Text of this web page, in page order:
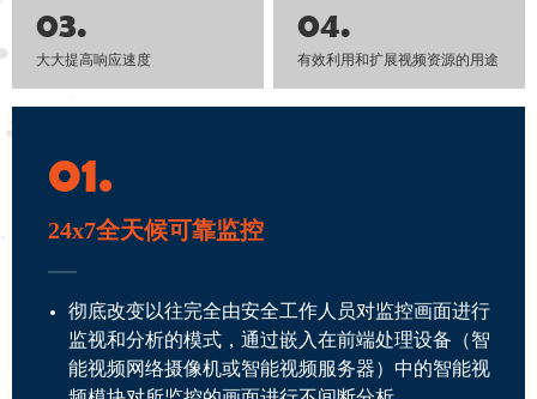
03.
大大提高响应速度
04.
有效利用和扩展视频资源的用途
01.
24x7全天候可靠监控
彻底改变以往完全由安全工作人员对监控画面进行
监视和分析的模式，通过嵌入在前端处理设备（智
能视频网络摄像机或智能视频服务器）中的智能视